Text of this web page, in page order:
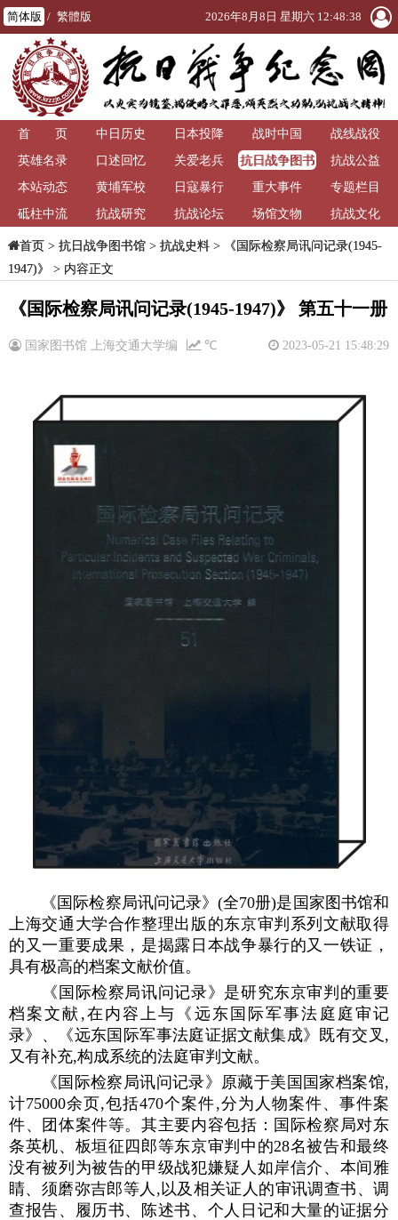
简体版 / 繁體版 2026年8月8日 星期六 12:48:38
首 页 中日历史 日本投降 战时中国
战线战役
英雄名录
口述回忆 关爱老兵
抗日战争图书
馆
抗战公益
本站动态
黄埔军校 日寇暴行 重大事件
专题栏目
砥柱中流
抗战研究 抗战论坛 场馆文物 抗战文化
首页> 抗日战争图书馆> 抗战史料>
《国际检察局讯问记录(1945-
1947)》
> 内容正文
《国际检察局讯问记录(1945-1947)》 第五十一册
国家图书馆 上海交通大学编 2023-05-21 15:48:29
℃
《国际检察局讯问记录》(全70册)是国家图书馆和
上海交通大学合作整理出版的东京审判系列文献取得
的又一重要成果，是揭露日本战争暴行的又一铁证，
具有极高的档案文献价值。
《国际检察局讯问记录》是研究东京审判的重要
档案文献,在内容上与《远东国际军事法庭庭审记
录》、《远东国际军事法庭证据文献集成》既有交叉,
又有补充,构成系统的法庭审判文献。
《国际检察局讯问记录》原藏于美国国家档案馆,
计75000余页,包括470个案件,分为人物案件、事件案
件、团体案件等。其主要内容包括：国际检察局对东
条英机、板垣征四郎等东京审判中的28名被告和最终
没有被列为被告的甲级战犯嫌疑人如岸信介、本间雅
睛、须磨弥吉郎等人,以及相关证人的审讯调查书、调
查报告、履历书、陈述书、个人日记和大量的证据分